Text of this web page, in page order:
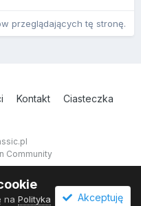
przeglądających tę stronę.
Kontakt Ciasteczka
Community
na Polityka Akceptuję